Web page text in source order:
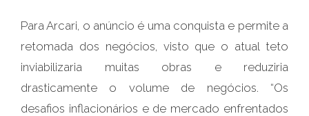
Para Arcari, o anúncio é uma conquista e permite a
retomada dos negócios, visto que o atual teto
inviabilizaria muitas obras e reduziria
drasticamente o volume de negócios. “Os
desafios inflacionários e de mercado enfrentados